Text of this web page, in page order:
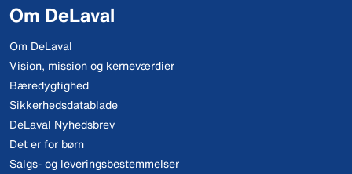
Om DeLaval
Om DeLaval
Vision, mission og kerneværdier
Bæredygtighed
Sikkerhedsdatablade
DeLaval Nyhedsbrev
Det er for børn
Salgs- og leveringsbestemmelser